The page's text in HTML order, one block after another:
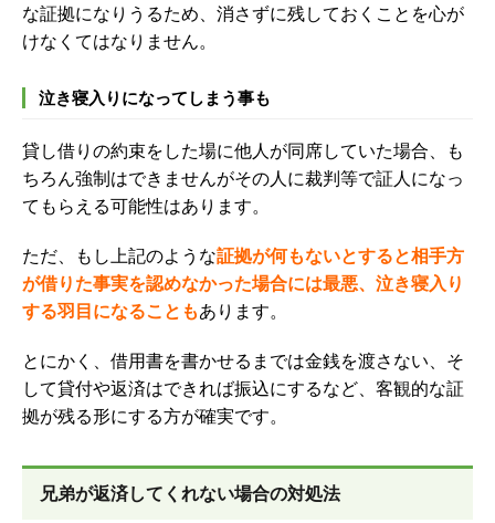
な証拠になりうるため、消さずに残しておくことを心が
けなくてはなりません。
泣き寝入りになってしまう事も
貸し借りの約束をした場に他人が同席していた場合、も
ちろん強制はできませんがその人に裁判等で証人になっ
てもらえる可能性はあります。
ただ、もし上記のような証拠が何もないとすると相手方
が借りた事実を認めなかった場合には最悪、泣き寝入り
する羽目になることもあります。
とにかく、借用書を書かせるまでは金銭を渡さない、そ
して貸付や返済はできれば振込にするなど、 客観的な証
拠が残る形にする方が確実です。
兄弟が返済してくれない場合の対処法